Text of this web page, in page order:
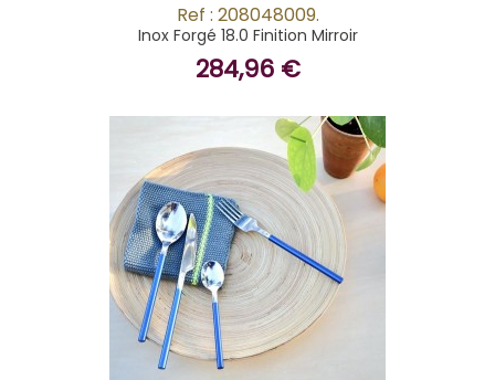
Ref : 208048009.
Inox Forgé 18.0 Finition Mirroir
284,96 €
BUY